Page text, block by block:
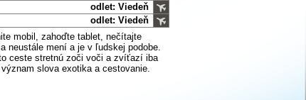
odlet: Viedeň
odlet: Viedeň
mobil, zahoďte tablet, nečítajte
neustále mení a je v ľudskej podobe.
ceste stretnú zoči voči a zvíťazí iba
slova exotika a cestovanie.